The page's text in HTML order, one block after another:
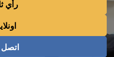
رأي
اتصل